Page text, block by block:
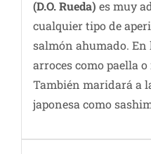
(D.O. Rueda) es muy
cualquier tipo de
salmón ahumado. En
arroces como paella
También maridará a
japonesa como